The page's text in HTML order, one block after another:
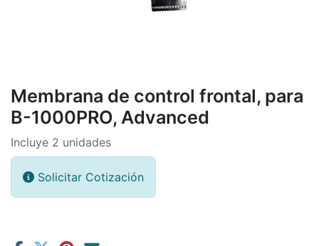
Membrana de control frontal, para
B-1000PRO, Advanced
Incluye 2 unidades
Solicitar Cotización